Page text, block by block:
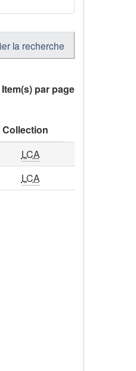
la recherche
Item(s) par page
Collection
LCA
LCA